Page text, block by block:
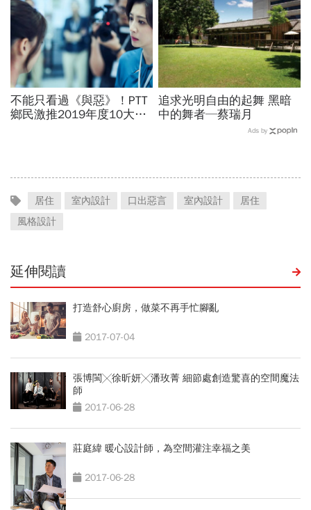
不能只看過《與惡》！PTT
鄉民激推2019年度10大台
追求光明自由的起舞 黑暗
中的舞者─蔡瑞月
Ads by
居住 室內設計 口出惡言 室內設計
居住
風格設計
延伸閱讀
打造舒心廚房，做菜不再手忙腳亂
2017-07-04
張博閩╳徐昕妍╳潘玫菁 細節處創造驚喜的空間魔法
師
2017-06-28
莊庭緯 暖心設計師，為空間灌注幸福之美
2017-06-28